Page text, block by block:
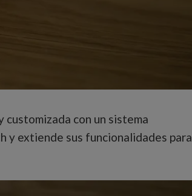
customizada con un sistema
y extiende sus funcionalidades para